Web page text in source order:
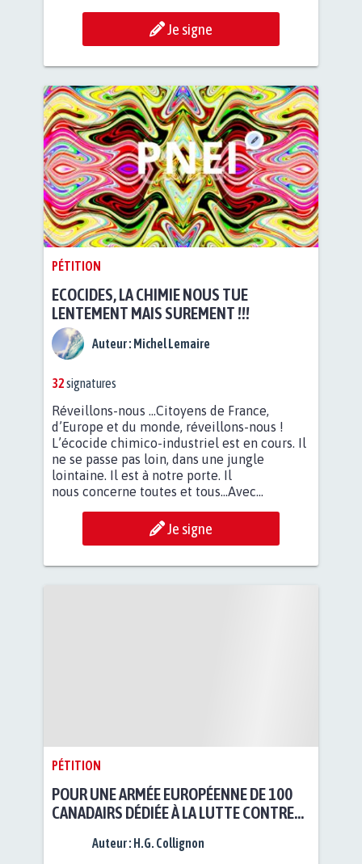
Je signe
PÉTITION
ECOCIDES, LA CHIMIE NOUS TUE
LENTEMENT MAIS SUREMENT !!!
Auteur : Michel Lemaire
32signatures
Réveillons-nous ...Citoyens de France,
d’Europe et du monde, réveillons-nous !
L’écocide chimico-industriel est en cours. Il
ne se passe pas loin, dans une jungle
lointaine. Il est à notre porte. Il
nous concerne toutes et tous...Avec...
Je signe
PÉTITION
POUR UNE ARMÉE EUROPÉENNE DE 100
CANADAIRS DÉDIÉE À LA LUTTE CONTRE
Auteur : H.G. Collignon